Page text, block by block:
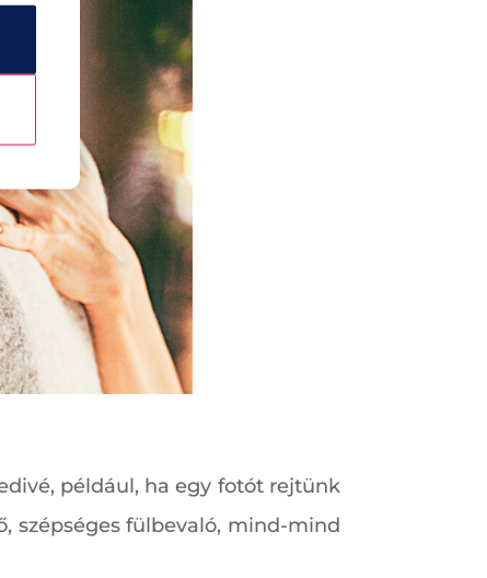
például, ha egy fotót rejtünk
szépséges fülbevaló, mind-mind